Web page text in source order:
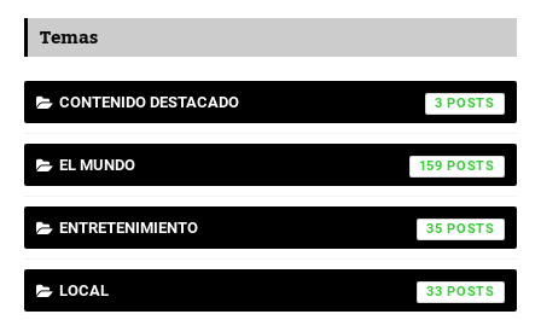
Temas
CONTENIDO DESTACADO 3
EL MUNDO 159
ENTRETENIMIENTO 35
LOCAL 33